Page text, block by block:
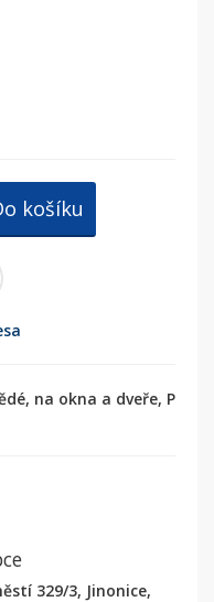
košíku
na okna a dveře, P
329/3, Jinonice,